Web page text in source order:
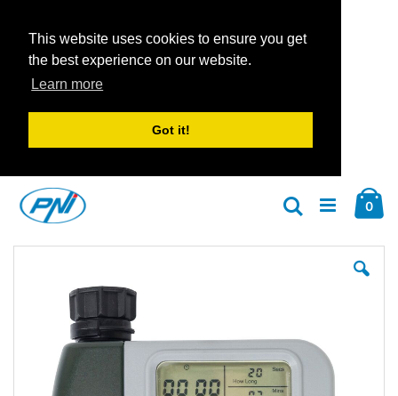
This website uses cookies to ensure you get
the best experience on our website.
Learn more
Got it!
Inhalt
springen
0
Suche